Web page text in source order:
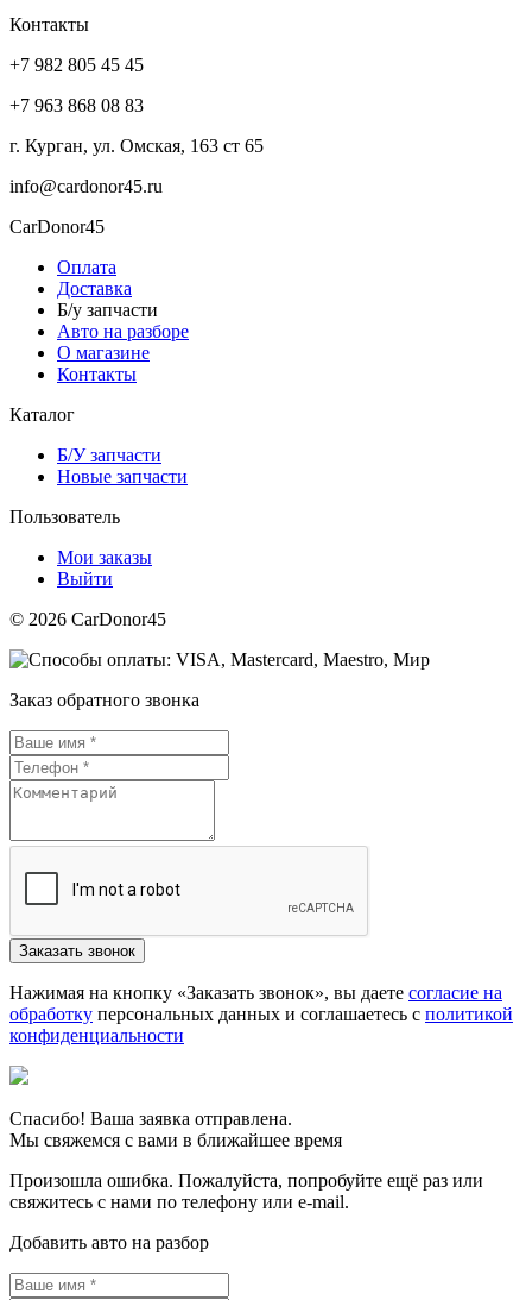
Контакты
+7 982 805 45 45
+7 963 868 08 83
г. Курган, ул. Омская, 163 ст 65
info@cardonor45.ru
CarDonor45
Оплата
Доставка
Б/у запчасти
Авто на разборе
О магазине
Контакты
Каталог
Б/У запчасти
Новые запчасти
Пользователь
Мои заказы
Выйти
© 2026 CarDonor45
Заказ обратного звонка
Нажимая на кнопку «Заказать звонок», вы даете согласие на
обработку персональных данных и соглашаетесь c политикой
конфиденциальности
Спасибо! Ваша заявка отправлена.
Мы свяжемся с вами в ближайшее время
Произошла ошибка. Пожалуйста, попробуйте ещё раз или
свяжитесь с нами по телефону или e-mail.
Добавить авто на разбор